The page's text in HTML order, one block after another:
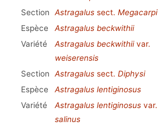
Section Astragalus sect. Megacarpi
Espèce
Astragalus beckwithii
Variété
Astragalus beckwithiivar.
weiserensis
Section Astragalus sect. Diphysi
Espèce
Astragalus lentiginosus
Variété
Astragalus lentiginosus var.
salinus